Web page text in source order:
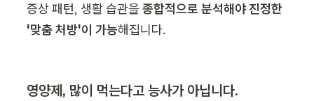
증상 패턴, 생활 습관을 종합적으로 분석해야 진정한
'맞춤 처방'이 가능해집니다.
영양제, 많이 먹는다고 능사가 아닙니다.